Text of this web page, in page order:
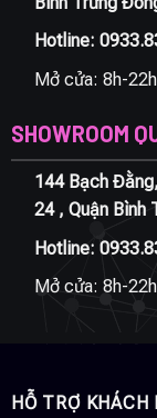
Hotline:
Mở cửa: 8h-22h
SHOWROOM
144 Bạch
24 , Quận Bình
Hotline:
Mở cửa: 8h-22h
HỖ TRỢ KHÁCH